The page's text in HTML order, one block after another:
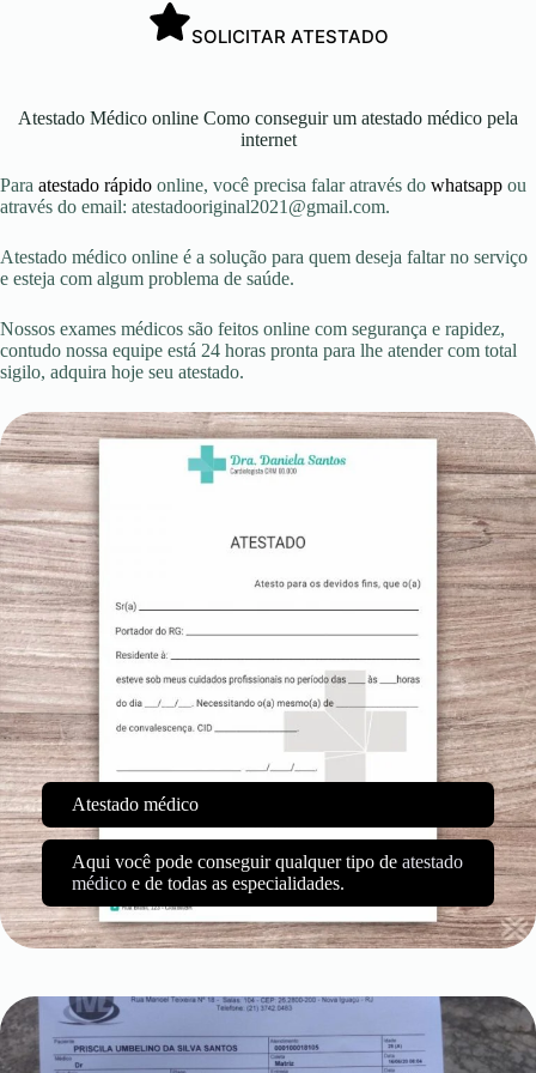
SOLICITAR ATESTADO
Atestado Médico online Como conseguir um atestado médico pela
internet
Para atestado rápido online, você precisa falar através do whatsapp ou
através do email: atestadooriginal2021@gmail.com.
Atestado médico online é a solução para quem deseja faltar no serviço
e esteja com algum problema de saúde.
Nossos exames médicos são feitos online com segurança e rapidez,
contudo nossa equipe está 24 horas pronta para lhe atender com total
sigilo, adquira hoje seu atestado.
Atestado médico
Aqui você pode conseguir qualquer tipo de atestado
médico e de todas as especialidades.